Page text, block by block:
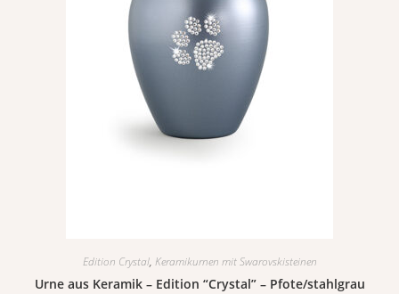
Edition Crystal, Keramikurnen mit Swarovskisteinen
Urne aus Keramik – Edition “Crystal” – Pfote/stahlgrau